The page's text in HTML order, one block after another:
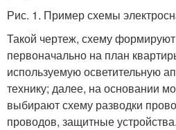
Рис. 1. Пример схемы
Такой чертеж, схему
первоначально на план
используемую осветительную
технику; далее, на основании
выбирают схему разводки
проводов, защитные устройства.